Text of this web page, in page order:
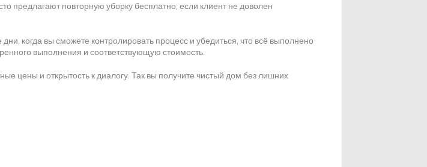
повторную уборку бесплатно, если клиент не доволен
когда вы сможете контролировать процесс и убедиться, что всё выполнено
выполнения и соответствующую стоимость.
цены и открытость к диалогу. Так вы получите чистый дом без лишних